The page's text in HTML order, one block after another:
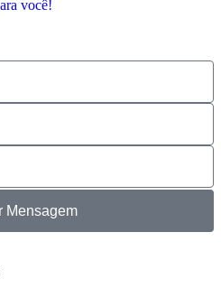
você!
Mensagem